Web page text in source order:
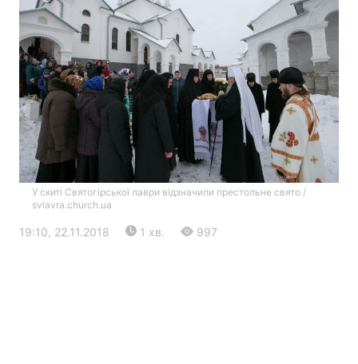
У скиті Святогірської лаври відзначили престольне свято /
svlavra.church.ua
19:10, 22.11.2018 1 хв. 997